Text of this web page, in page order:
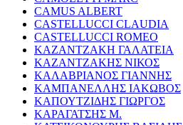
CAMUS ALBERT
CASTELLUCCI CLAUDIA
CASTELLUCCI ROMEO
ΚΑΖΑΝΤΖΑΚΗ ΓΑΛΑΤΕΙΑ
ΚΑΖΑΝΤΖΑΚΗΣ ΝΙΚΟΣ
ΚΑΛΑΒΡΙΑΝΟΣ ΓΙΑΝΝΗΣ
ΚΑΜΠΑΝΕΛΛΗΣ ΙΑΚΩΒΟΣ
ΚΑΠΟΥΤΖΙΔΗΣ ΓΙΩΡΓΟΣ
ΚΑΡΑΓΑΤΣΗΣ Μ.